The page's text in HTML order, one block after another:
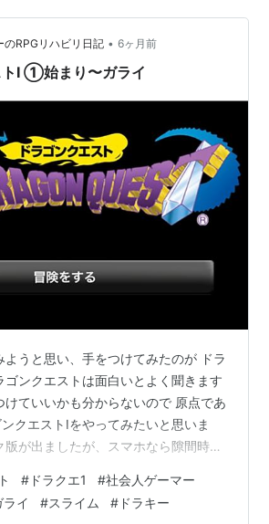
のRPGリハビリ日記 • 6ヶ月前
トI ①始まり〜ガライ
ようと思い、手をつけてみたのが ドラ
ゴンクエストは面白いとよく聞きます
けていいかも分からないので 原点であ
クエストIをやってみたいと思いま
が出ましたが、スマホなら隙間時間
ホ版でやってみたいと思います。 オ
の音楽です ドラゴンクエストといえ
# ドラクエ1 #社会人ゲーマー
ライ #スライム # ドラキー